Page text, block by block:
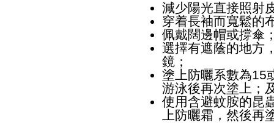
減少陽光直接照射
穿着長袖而寬鬆的
佩戴闊邊帽或撐傘
選擇有遮蔭的地方
鏡；
塗上防曬系數為15
游泳後再次塗上；
使用含避蚊胺的昆
上防曬霜，然後再